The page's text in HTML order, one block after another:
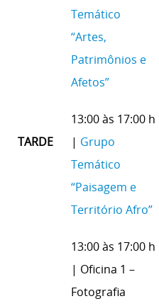
TARDE
Temático
“Artes,
Patrimônios e
Afetos”
13:00 às 17:00 h
| Grupo
Temático
“Paisagem e
Território Afro”
13:00 às 17:00 h
| Oficina 1 –
Fotografia